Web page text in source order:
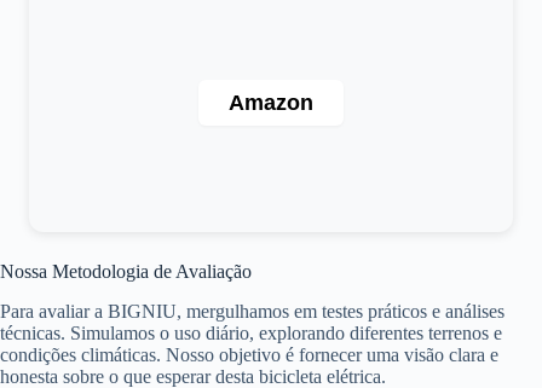
Amazon
Nossa Metodologia de Avaliação
Para avaliar a BIGNIU, mergulhamos em testes práticos e análises
técnicas. Simulamos o uso diário, explorando diferentes terrenos e
condições climáticas. Nosso objetivo é fornecer uma visão clara e
honesta sobre o que esperar desta bicicleta elétrica.